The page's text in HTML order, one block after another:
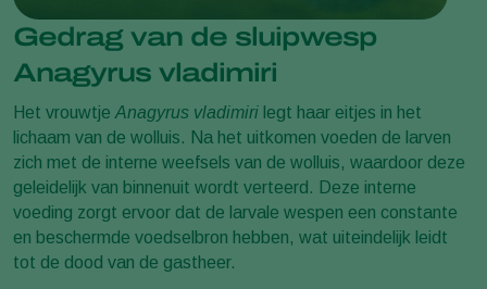
Gedrag van de sluipwesp
Anagyrus vladimiri
Het vrouwtje Anagyrus vladimiri legt haar eitjes in het
lichaam van de wolluis. Na het uitkomen voeden de larven
zich met de interne weefsels van de wolluis, waardoor deze
geleidelijk van binnenuit wordt verteerd. Deze interne
voeding zorgt ervoor dat de larvale wespen een constante
en beschermde voedselbron hebben, wat uiteindelijk leidt
tot de dood van de gastheer.